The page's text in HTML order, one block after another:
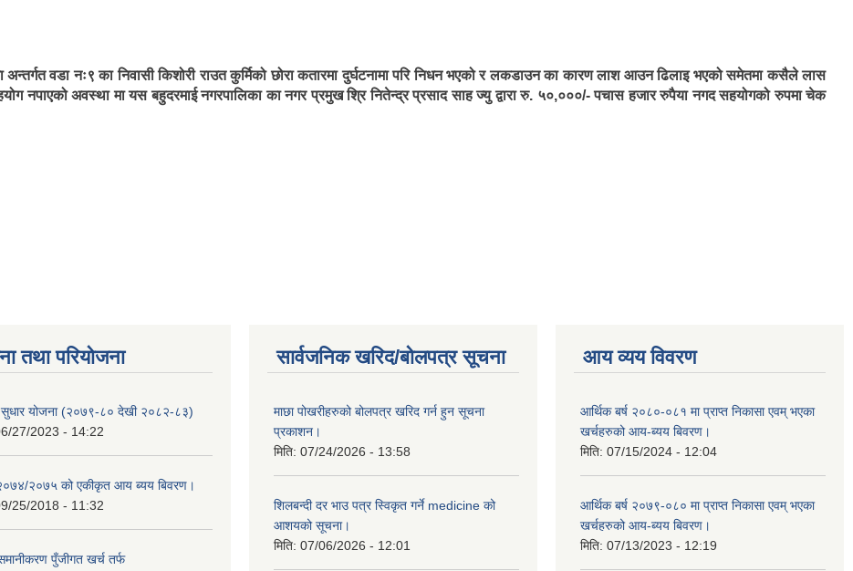
वडा नः९ का निवासी किशोरी राउत कुर्मिको छोरा कतारमा दुर्घटनामा परि निधन भएको र लकडाउन का कारण लाश आउन ढिलाइ भएको समेतमा कसैले लास
नपाएको अवस्था मा यस बहुदरमाई नगरपालिका का नगर प्रमुख श्रि नितेन्द्र प्रसाद साह ज्यु द्वारा रु. ५०,०००/- पचास हजार रुपैया नगद सहयोगको रुपमा चेक
तथा परियोजना
सुधार योजना (२०७९-८० देखी २०८२-८३)
27/2023 - 14:22
२०७५ को एकीकृत आय ब्यय बिवरण।
25/2018 - 11:32
पुँजीगत खर्च तर्फ
सार्वजनिक खरिद/बोलपत्र सूचना
माछा पोखरीहरुको बोलपत्र खरिद गर्न हुन सूचना
प्रकाशन।
मिति: 07/24/2026 - 13:58
शिलबन्दी दर भाउ पत्र स्विकृत गर्ने medicine को
आशयको सूचना।
मिति: 07/06/2026 - 12:01
आय व्यय विवरण
आर्थिक बर्ष २०८०-०८१ मा प्राप्त निकासा एवम् भएका
खर्चहरुको आय-ब्यय बिवरण।
मिति: 07/15/2024 - 12:04
आर्थिक बर्ष २०७९-०८० मा प्राप्त निकासा एवम् भएका
खर्चहरुको आय-ब्यय बिवरण।
मिति: 07/13/2023 - 12:19